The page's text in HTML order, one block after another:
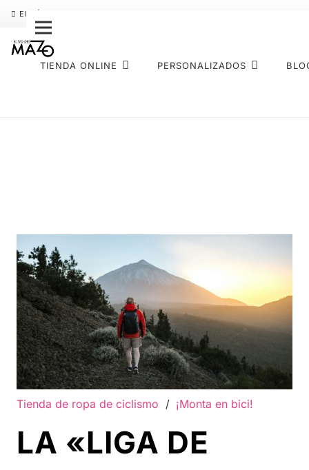
ENVÍO GRATIS
TIENDA ONLINE PERSONALIZADOS
Tienda de ropa de ciclismo / ¡Monta en bici!
LA «LIGA DE